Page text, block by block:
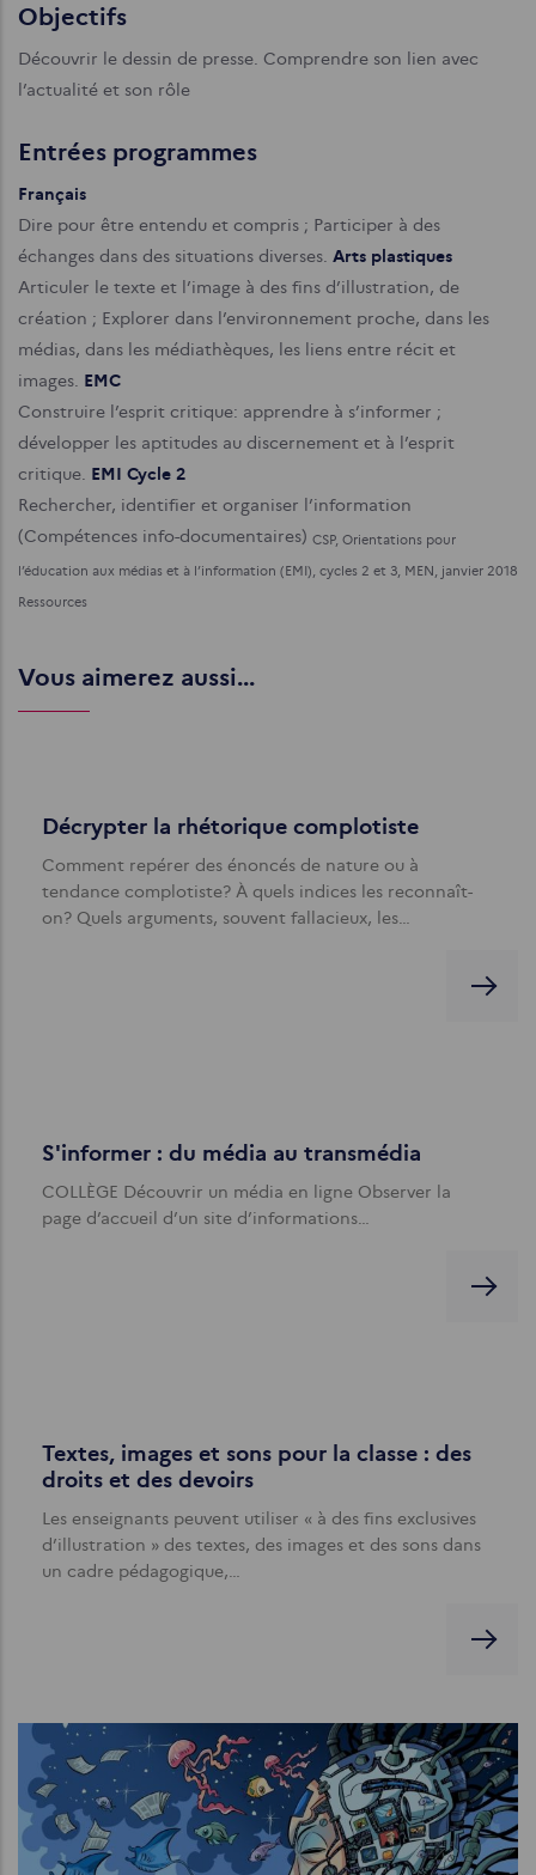
Objectifs
Découvrir le dessin de presse. Comprendre son lien avec
l’actualité et son rôle
Entrées programmes
Français
Dire pour être entendu et compris ; Participer à des
échanges dans des situations diverses. Arts plastiques
Articuler le texte et l’image à des fins d’illustration, de
création ; Explorer dans l’environnement proche, dans les
médias, dans les médiathèques, les liens entre récit et
images. EMC
Construire l’esprit critique: apprendre à s’informer ;
développer les aptitudes au discernement et à l’esprit
critique. EMI Cycle 2
Rechercher, identifier et organiser l’information
(Compétences info-documentaires) CSP, Orientations pour
l’éducation aux médias et à l’information (EMI), cycles 2 et 3, MEN, janvier 2018
Ressources
Vous aimerez aussi...
Décrypter la rhétorique complotiste
Comment repérer des énoncés de nature ou à
tendance complotiste? À quels indices les reconnaît-
on? Quels arguments, souvent fallacieux, les…
S'informer : du média au transmédia
COLLÈGE Découvrir un média en ligne Observer la
page d’accueil d’un site d’informations…
Textes, images et sons pour la classe : des
droits et des devoirs
Les enseignants peuvent utiliser « à des fins exclusives
d’illustration » des textes, des images et des sons dans
un cadre pédagogique,…